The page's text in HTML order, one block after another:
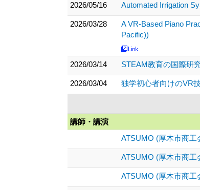
2026/05/16 Automated Irrigation
2026/03/28
A VR-Based Piano
Pacific))
2026/03/14 STEAM教育の国際研
2026/03/04 独学初心者向けのVR
講師・講演
ATSUMO (厚木市商工
ATSUMO (厚木市商工
ATSUMO (厚木市商工